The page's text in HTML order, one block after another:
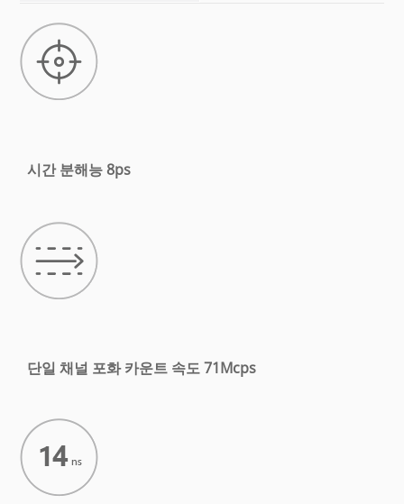
시간 분해능 8ps
단일 채널 포화카운트 속도 71Mcps